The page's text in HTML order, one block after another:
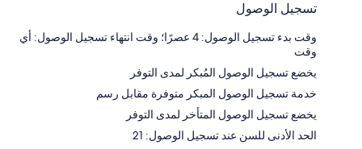
تسجيل الوصول
وقت بدء تسجيل الوصول: 4 عصرًا؛ وقت انتهاء تسجيل الوصول: أي
وقت
يخضع تسجيل الوصول المُبكر لمدى التوفر
خدمة تسجيل الوصول المبكر متوفرة مقابل رسم
يخضع تسجيل الوصول المتأخر لمدى التوفر
الحد الأدنى للسن عند تسجيل الوصول: 21